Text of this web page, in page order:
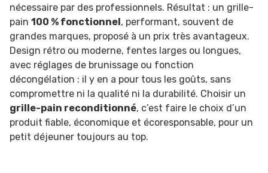
nécessaire par des professionnels. Résultat : un grille-
pain 100 % fonctionnel , performant, souvent de
grandes marques, proposé à un prix très avantageux.
Design rétro ou moderne, fentes larges ou longues,
avec réglages de brunissage ou fonction
décongélation : il y en a pour tous les goûts, sans
compromettre ni la qualité ni la durabilité. Choisir un
grille-pain reconditionné, c’est faire le choix d’un
produit fiable, économique et écoresponsable, pour un
petit déjeuner toujours au top.